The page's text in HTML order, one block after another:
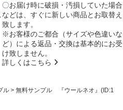
〇お届け時に破損・汚損していた場合
などは、すぐに新しい商品とお取替え
致します。
※お客様のご都合（サイズや色違いな
ど）による返品・交換は基本的にお受
け致しません。
詳しくはこちら
ル> 無料サンプル 『ウールネオ』(ID:1